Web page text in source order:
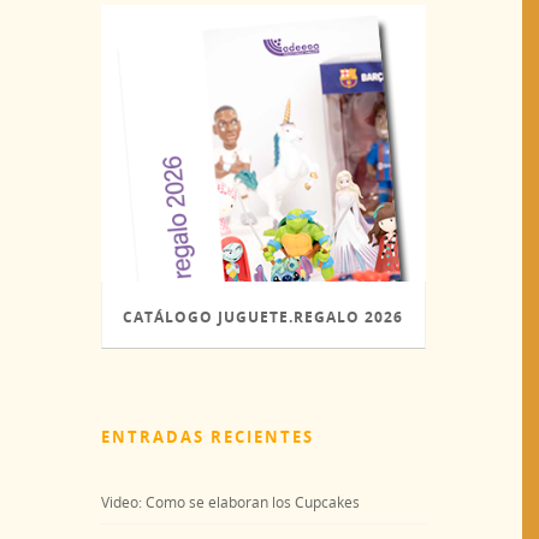
CATÁLOGO JUGUETE.REGALO 2026
(PDF)
ENTRADAS RECIENTES
Video: Como se elaboran los Cupcakes